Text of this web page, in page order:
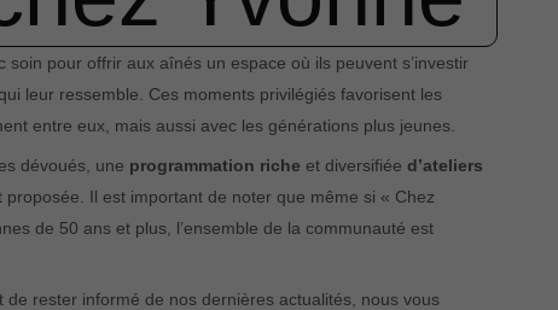
pour offrir aux aînés un espace où ils peuvent s’investir
leur ressemble. Ces moments privilégiés favorisent les
entre eux, mais aussi avec les générations plus jeunes.
dévoués, une programmation riche et diversifiée d’ateliers
proposée. Il est important de noter que même si « Chez
de 50 ans et plus, l’ensemble de la communauté est
de rester informé de nos dernières actualités, nous vous